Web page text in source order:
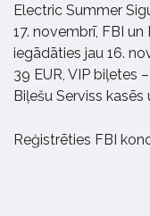
Electric Summer
17. novembrī, FBI
iegādāties jau 16.
39 EUR, VIP biļetes
Biļešu Serviss kasēs
Reģistrēties FBI